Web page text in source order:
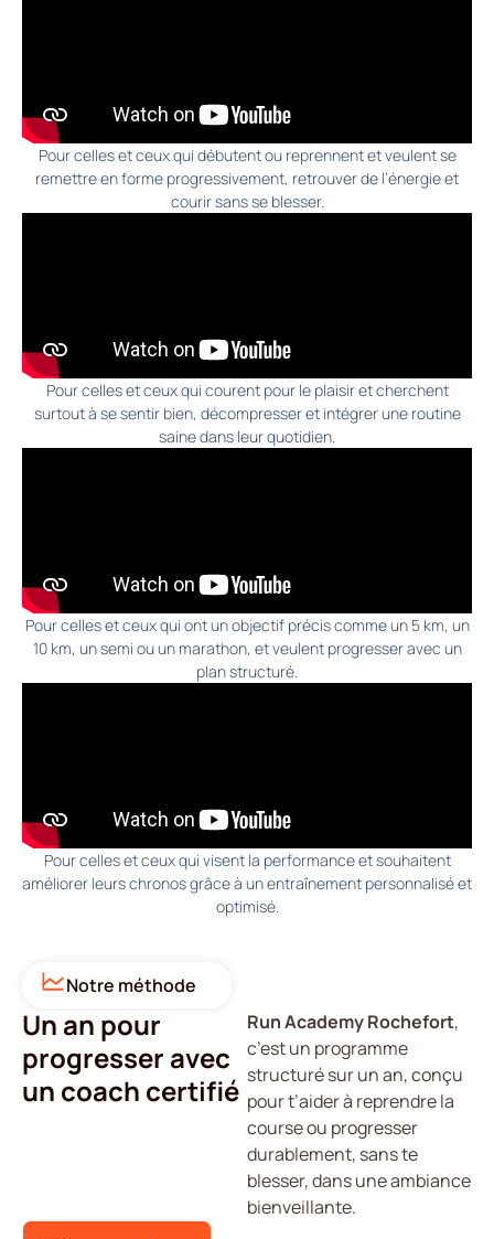
Pour celles et ceux qui débutent ou reprennent et veulent se
remettre en forme progressivement, retrouver de l’énergie et
courir sans se blesser.
Pour celles et ceux qui courent pour le plaisir et cherchent
surtout à se sentir bien, décompresser et intégrer une routine
saine dans leur quotidien.
Pour celles et ceux qui ont un objectif précis comme un 5 km, un
10 km, un semi ou un marathon, et veulent progresser avec un
plan structuré.
Pour celles et ceux qui visent la performance et souhaitent
améliorer leurs chronos grâce à un entraînement personnalisé et
optimisé.
Notre méthode
Un an pour
progresser avec
un coach certifié
Run Academy Rochefort,
c’est un programme
structuré sur un an, conçu
pour t’aider à reprendre la
course ou progresser
durablement, sans te
blesser, dans une ambiance
bienveillante.